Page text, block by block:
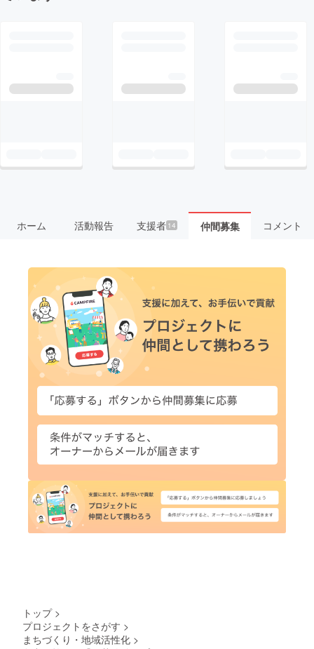
ホーム 活動報告 支援者 14 仲間募集 コメント
トップ >
プロジェクトをさがす >
まちづくり・地域活性化 >